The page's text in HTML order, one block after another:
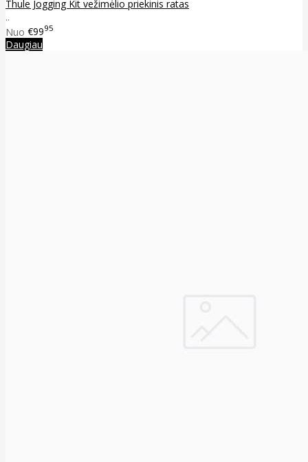
Thule Jogging Kit vežimėlio priekinis ratas
..
Nuo €9995
Daugiau